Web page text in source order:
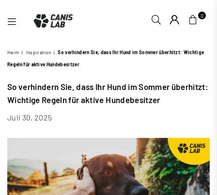
LAB
0
Heim | Inspiration | So verhindern Sie, dass Ihr Hund im Sommer überhitzt: Wichtige
Regeln für aktive Hundebesitzer
So verhindern Sie, dass Ihr Hund im Sommer überhitzt:
Wichtige Regeln für aktive Hundebesitzer
Juli 30, 2025